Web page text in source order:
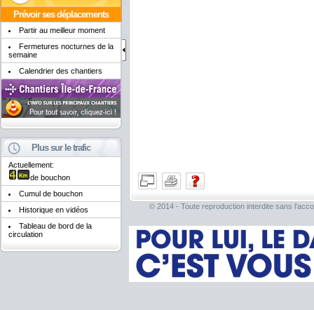
Prévoir ses déplacements
Partir au meilleur moment
Fermetures nocturnes de la
semaine
Calendrier des chantiers
Plus sur le trafic
Actuellement:
de bouchon
Cumul de bouchon
Historique en vidéos
Tableau de bord de la
circulation
© 2014 - Toute reproduction interdite sans